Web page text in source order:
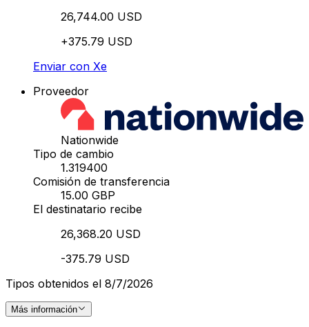
26,744.00 USD
+375.79 USD
Enviar con Xe
Proveedor
Nationwide
Tipo de cambio
1.319400
Comisión de transferencia
15.00 GBP
El destinatario recibe
26,368.20 USD
-375.79 USD
Tipos obtenidos el 8/7/2026
Más información